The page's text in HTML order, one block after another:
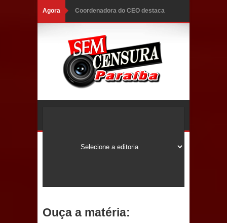
Agora Coordenadora do CEO destaca
balanço da saúde bucal em Sapé
Mais de 40 sorrisos devolvidos à
Ouça a matéria: